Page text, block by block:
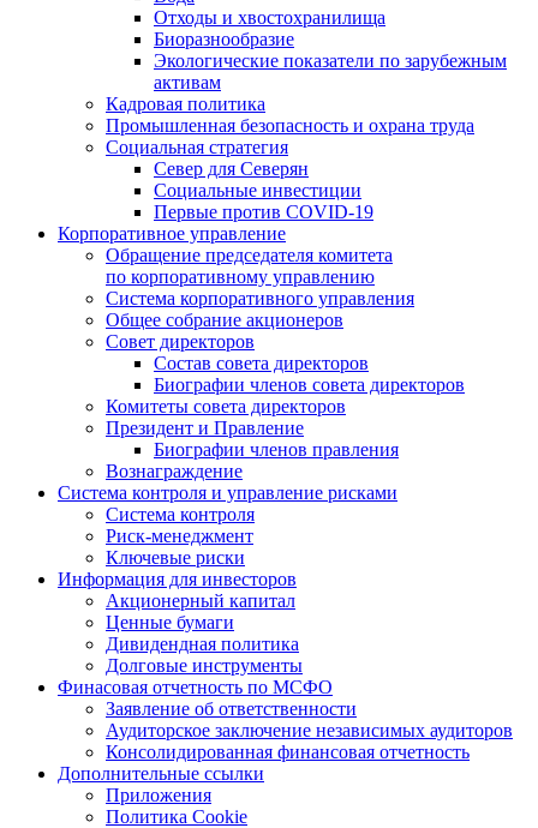
Отходы и хвостохранилища
Биоразнообразие
Экологические показатели по зарубежным
активам
Кадровая политика
Промышленная безопасность и охрана труда
Социальная стратегия
Север для Северян
Социальные инвестиции
Первые против COVID‑19
Корпоративное управление
Обращение председателя комитета
по корпоративному управлению
Система корпоративного управления
Общее собрание акционеров
Совет директоров
Состав совета директоров
Биографии членов совета директоров
Комитеты совета директоров
Президент и Правление
Биографии членов правления
Вознаграждение
Система контроля и управление рисками
Система контроля
Риск-менеджмент
Ключевые риски
Информация для инвесторов
Акционерный капитал
Ценные бумаги
Дивидендная политика
Долговые инструменты
Финасовая отчетность по МСФО
Заявление об ответственности
Аудиторское заключение независимых аудиторов
Консолидированная финансовая отчетность
Дополнительные ссылки
Приложения
Политика Cookie